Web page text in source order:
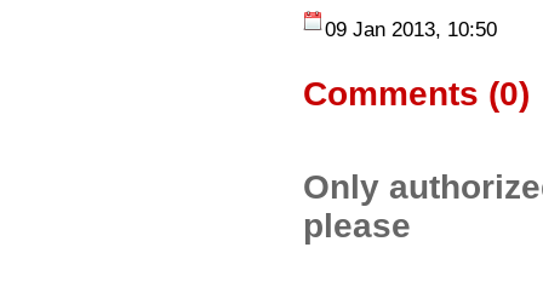
09 Jan 2013, 10:50
Comments (0)
Only
please